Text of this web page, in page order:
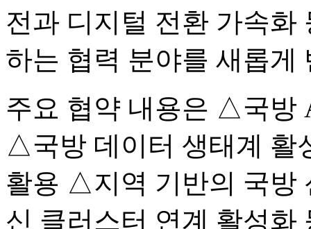
전과 디지털 전환 가속화
하는 협력 분야를 새롭게
주요 협약 내용은 △국방
△국방 데이터 생태계 활
활용 △지역 기반의 국방
신 클러스터 연계 활성화